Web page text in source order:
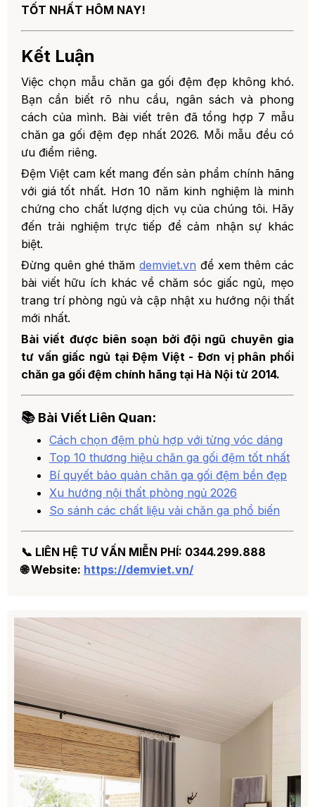
TỐT NHẤT HÔM NAY!
Kết Luận
Việc chọn mẫu chăn ga gối đệm đẹp không khó.
Bạn cần biết rõ nhu cầu, ngân sách và phong
cách của mình. Bài viết trên đã tổng hợp 7 mẫu
chăn ga gối đệm đẹp nhất 2026. Mỗi mẫu đều có
ưu điểm riêng.
Đệm Việt cam kết mang đến sản phẩm chính hãng
với giá tốt nhất. Hơn 10 năm kinh nghiệm là minh
chứng cho chất lượng dịch vụ của chúng tôi. Hãy
đến trải nghiệm trực tiếp để cảm nhận sự khác
biệt.
Đừng quên ghé thăm demviet.vn để xem thêm các
bài viết hữu ích khác về chăm sóc giấc ngủ, mẹo
trang trí phòng ngủ và cập nhật xu hướng nội thất
mới nhất.
Bài viết được biên soạn bởi đội ngũ chuyên gia
tư vấn giấc ngủ tại Đệm Việt - Đơn vị phân phối
chăn ga gối đệm chính hãng tại Hà Nội từ 2014.
📚 Bài Viết Liên Quan:
Cách chọn đệm phù hợp với từng vóc dáng
Top 10 thương hiệu chăn ga gối đệm tốt nhất
Bí quyết bảo quản chăn ga gối đệm bền đẹp
Xu hướng nội thất phòng ngủ 2026
So sánh các chất liệu vải chăn ga phổ biến
📞 LIÊN HỆ TƯ VẤN MIỄN PHÍ: 0344.299.888
🌐 Website: https://demviet.vn/